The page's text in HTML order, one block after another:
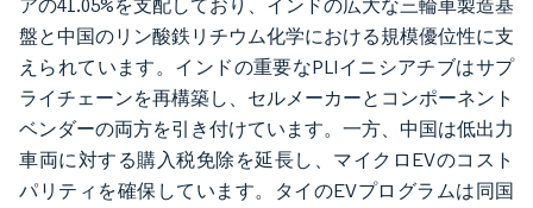
アの41.05%を支配しており、インドの広大な三輪車製造基
盤と中国のリン酸鉄リチウム化学における規模優位性に支
えられています。インドの重要なPLIイニシアチブはサプ
ライチェーンを再構築し、セルメーカーとコンポーネント
ベンダーの両方を引き付けています。一方、中国は低出力
車両に対する購入税免除を延長し、マイクロEVのコスト
パリティを確保しています。タイのEVプログラムは同国